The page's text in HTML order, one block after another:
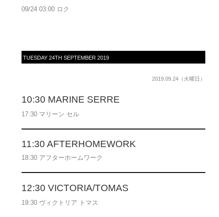
09/24 03:00 ロク
TUESDAY 24TH SEPTEMBER 2019
2019.09.24（火曜日）
10:30 MARINE SERRE
17:30 マリーン セル
11:30 AFTERHOMEWORK
18:30 アフターホームワーク
12:30 VICTORIA/TOMAS
19:30 ヴィクトリア トマス